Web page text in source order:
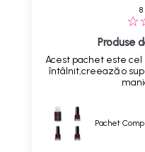
Produse
Acest pachet este cel
întâlnit,creează o
Pachet